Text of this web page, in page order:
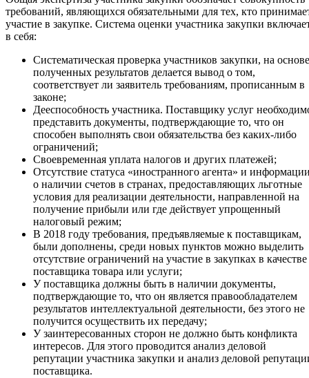
требований, являющихся обязательными для тех, кто
участие в закупке. Система оценки участника закупки
в себя:
Систематическая проверка участников закупки, на основе
полученных результатов делается вывод о том,
соответствует ли заявитель требованиям, прописанным в
законе;
Дееспособность участника. Поставщику услуг
представить документы, подтверждающие то, что он
способен выполнять свои обязательства без каких-либо
ограничений;
Своевременная уплата налогов и других платежей;
Отсутствие статуса «иностранного агента» и
о наличии счетов в странах, предоставляющих льготные
условия для реализации деятельности, направленной на
получение прибыли или где действует упрощенный
налоговый режим;
В 2018 году требования, предъявляемые к поставщикам,
были дополнены, среди новых пунктов можно выделить
отсутствие ограничений на участие в закупках в качестве
поставщика товара или услуги;
У поставщика должны быть в наличии документы,
подтверждающие то, что он является правообладателем
результатов интеллектуальной деятельности, без этого не
получится осуществить их передачу;
У заинтересованных сторон не должно быть конфликта
интересов. Для этого проводится анализ деловой
репутации участника закупки и анализ деловой
поставщика.